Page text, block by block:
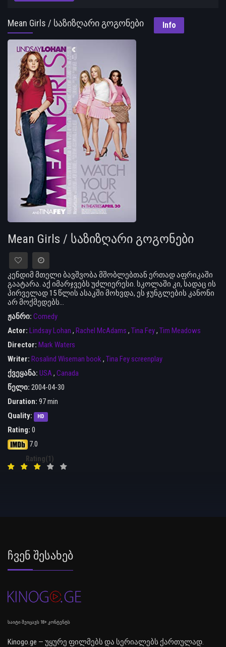
Mean Girls / საზიზღარი გოგონები Info
Mean Girls / საზიზღარი გოგონები
კენდიმ მთელი ბავშვობა მშობლებთან ერთად აფრიკაში
გაატარა. აქ იმარჯვებს უძლიერესი. სკოლაში კი, სადაც ის
პირველად 15 წლის ასაკში მოხვდა, ეს ჯუნგლების კანონი
არ მოქმედებს…
ჟანრი: Comedy
Actor: Lindsay Lohan , Rachel McAdams , Tina Fey, Tim Meadows
Director: Mark Waters
Writer: Rosalind Wiseman book , Tina Fey screenplay
ქვეყანა: USA, Canada
წელი: 2004-04-30
Duration: 97 min
Quality:
HD
Rating: 0
7.0
Rating(1)
Ჩვენ Შესახებ
საიტი შეიცავს 18+ კონტენტს
Kinogo.ge — უყურე ფილმებს და სერიალებს ქართულად.